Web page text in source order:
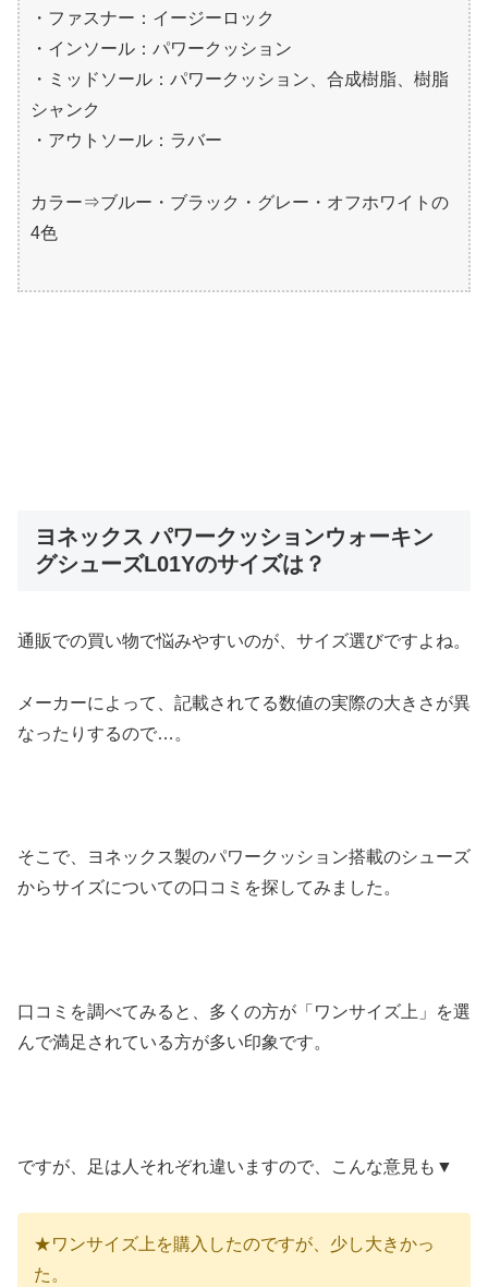
・ファスナー：イージーロック
・インソール：パワークッション
・ミッドソール：パワークッション、合成樹脂、樹脂
シャンク
・アウトソール：ラバー
カラー⇒ブルー・ブラック・グレー・オフホワイトの
4色
ヨネックス パワークッションウォーキン
グシューズL01Yのサイズは？
通販での買い物で悩みやすいのが、サイズ選びですよね。
メーカーによって、記載されてる数値の実際の大きさが異
なったりするので…。
そこで、ヨネックス製のパワークッション搭載のシューズ
からサイズについての口コミを探してみました。
口コミを調べてみると、多くの方が「ワンサイズ上」を選
んで満足されている方が多い印象です。
ですが、足は人それぞれ違いますので、こんな意見も▼
★ワンサイズ上を購入したのですが、少し大きかっ
た。